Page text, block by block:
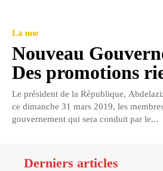
La une
Nouveau
Des promotions
Le président de la République,
ce dimanche 31 mars 2019, les
gouvernement qui sera conduit par le...
Derniers articles